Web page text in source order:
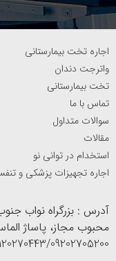
اجاره تخت بیمارستانی
واترجت دندان
تخت بیمارستانی
تماس با ما
سوالات متداول
مقالات
استخدام در توانی نو
اجاره تجهیزات پزشکی و
آدرس : بزرگراه نواب
09202705200